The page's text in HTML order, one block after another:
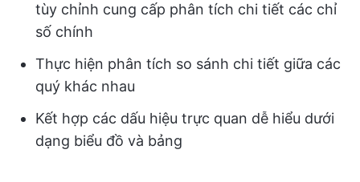
tùy chỉnh cung cấp phân tích chi tiết các chỉ
số chính
Thực hiện phân tích so sánh chi tiết giữa các
quý khác nhau
Kết hợp các dấu hiệu trực quan dễ hiểu dưới
dạng biểu đồ và bảng